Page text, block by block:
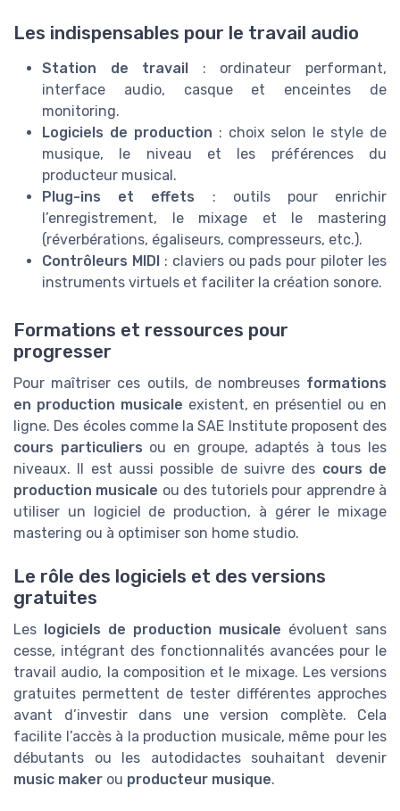
Les indispensables pour le travail audio
Station de travail : ordinateur performant,
interface audio, casque et enceintes de
monitoring.
Logiciels de production : choix selon le style de
musique, le niveau et les préférences du
producteur musical.
Plug-ins et effets : outils pour enrichir
l’enregistrement, le mixage et le mastering
(réverbérations, égaliseurs, compresseurs, etc.).
Contrôleurs MIDI: claviers ou pads pour piloter les
instruments virtuels et faciliter la création sonore.
Formations et ressources pour
progresser
Pour maîtriser ces outils, de nombreuses formations
en production musicale existent, en présentiel ou en
ligne. Des écoles comme la SAE Institute proposent des
cours particuliers ou en groupe, adaptés à tous les
niveaux. Il est aussi possible de suivre des cours de
production musicale ou des tutoriels pour apprendre à
utiliser un logiciel de production, à gérer le mixage
mastering ou à optimiser son home studio.
Le rôle des logiciels et des versions
gratuites
Les logiciels de production musicale évoluent sans
cesse, intégrant des fonctionnalités avancées pour le
travail audio, la composition et le mixage. Les versions
gratuites permettent de tester différentes approches
avant d’investir dans une version complète. Cela
facilite l’accès à la production musicale, même pour les
débutants ou les autodidactes souhaitant devenir
music maker ou producteur musique.